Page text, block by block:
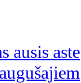
ausis aste